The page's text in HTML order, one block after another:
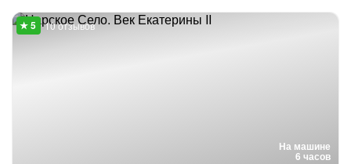
На машине
6 часов
10 отзывов